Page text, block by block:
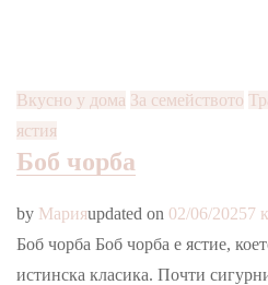
Вкусно у дома За семейството
ястия
Боб чорба
by Марияupdated on 02/06/20257
Боб чорба Боб чорба е ястие,
истинска класика. Почти